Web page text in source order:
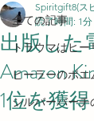
全ての記事
トラウマはヒー
ヒーラーのポエ
シルバーバーチ
出版した
Amazon
1位を獲得
Spiritgift8(ス
読了時間: 1分